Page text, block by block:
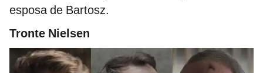
esposa de Bartosz.
Tronte Nielsen